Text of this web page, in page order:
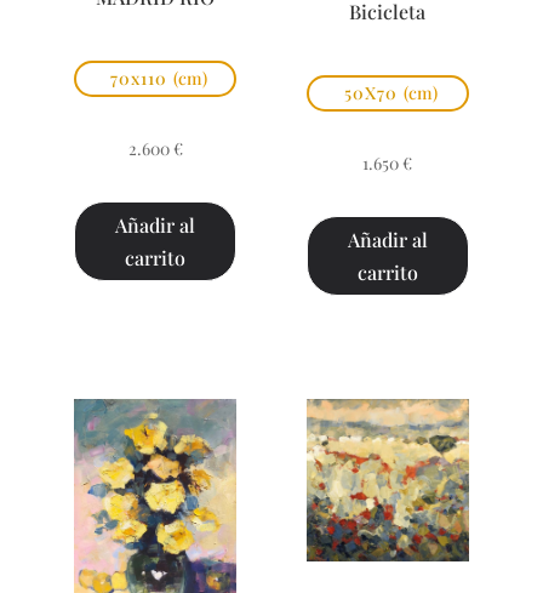
70x110 (cm)
2.600 €
Añadir al
carrito
Bicicleta
50X70 (cm)
1.650 €
Añadir al
carrito